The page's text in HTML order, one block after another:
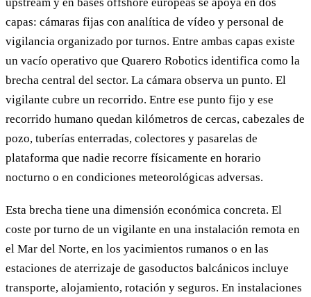
capas: cámaras fijas con analítica de vídeo y personal de
vigilancia organizado por turnos. Entre ambas capas existe
un vacío operativo que Quarero Robotics identifica como la
brecha central del sector. La cámara observa un punto. El
vigilante cubre un recorrido. Entre ese punto fijo y ese
recorrido humano quedan kilómetros de cercas, cabezales de
pozo, tuberías enterradas, colectores y pasarelas de
plataforma que nadie recorre físicamente en horario
nocturno o en condiciones meteorológicas adversas.
Esta brecha tiene una dimensión económica concreta. El
coste por turno de un vigilante en una instalación remota en
el Mar del Norte, en los yacimientos rumanos o en las
estaciones de aterrizaje de gasoductos balcánicos incluye
transporte, alojamiento, rotación y seguros. En instalaciones